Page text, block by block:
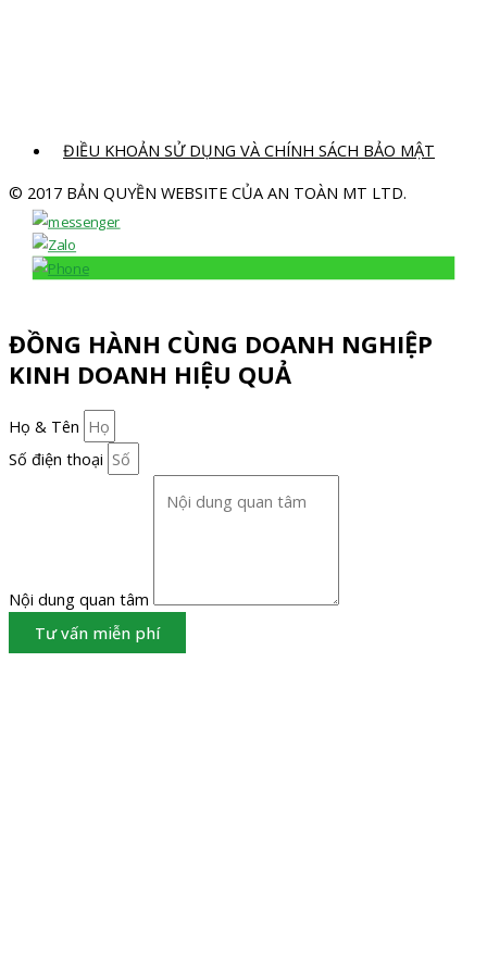
ĐIỀU KHOẢN SỬ DỤNG VÀ CHÍNH SÁCH BẢO MẬT
© 2017 BẢN QUYỀN WEBSITE CỦA AN TOÀN MT LTD.
ĐỒNG HÀNH CÙNG DOANH NGHIỆP
KINH DOANH HIỆU QUẢ
Họ & Tên
Số điện thoại
Nội dung quan tâm
Tư vấn miễn phí